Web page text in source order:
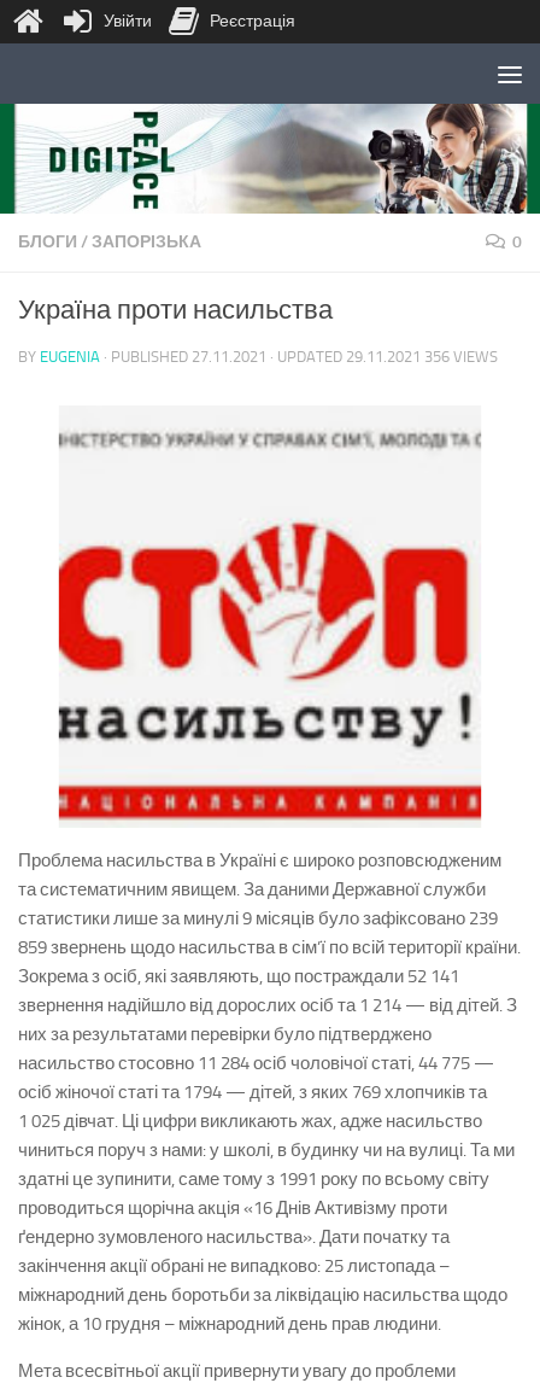
Skip to content
БЛОГИ /ЗАПОРІЗЬКА 0
Україна проти насильства
BY EUGENIA · PUBLISHED 27.11.2021 · UPDATED 29.11.2021 356 VIEWS
Проблема насильства в Україні є широко розповсюдженим
та систематичним явищем. За даними Державної служби
статистики лише за минулі 9 місяців було зафіксовано 239
859 звернень щодо насильства в сім’ї по всій території країни.
Зокрема з осіб, які заявляють, що постраждали 52 141
звернення надійшло від дорослих осіб та 1 214 — від дітей. З
них за результатами перевірки було підтверджено
насильство стосовно 11 284 осіб чоловічої статі, 44 775 —
осіб жіночої статі та 1794 — дітей, з яких 769 хлопчиків та
1 025 дівчат. Ці цифри викликають жах, адже насильство
чиниться поруч з нами: у школі, в будинку чи на вулиці. Та ми
здатні це зупинити, саме тому з 1991 року по всьому світу
проводиться щорічна акція «16 Днів Активізму проти
ґендерно зумовленого насильства». Дати початку та
закінчення акції обрані не випадково: 25 листопада –
міжнародний день боротьби за ліквідацію насильства щодо
жінок, а 10 грудня – міжнародний день прав людини.
Мета всесвітньої акції привернути увагу до проблеми
Увійти Реєстрація